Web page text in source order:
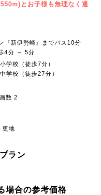
とお子様も無理なく通
『新伊勢崎』までバス10分
4分 ～ 5分
学校（徒歩7分）
学校（徒歩27分）
数 2
更地
ラン
場合の参考価格